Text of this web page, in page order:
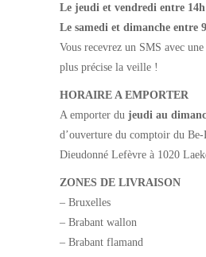
Le jeudi et vendredi entre
Le samedi et dimanche entre
Vous recevrez un SMS avec
plus précise la veille !
HORAIRE A EMPORTER
A emporter du jeudi au
d’ouverture du comptoir du Be-
Dieudonné Lefèvre à 1020
ZONES DE LIVRAISON
– Bruxelles
– Brabant wallon
– Brabant flamand